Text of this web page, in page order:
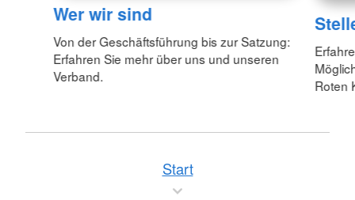
Wer wir sind
Von der Geschäftsführung bis zur Satzung:
Erfahren Sie mehr über uns und unseren
Verband.
Roten
Start